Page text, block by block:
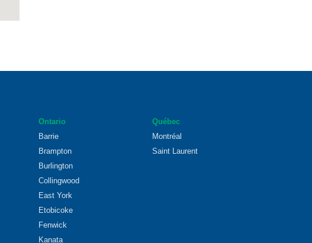
Ontario
Barrie
Brampton
Burlington
Collingwood
East York
Etobicoke
Fenwick
Kanata
Québec
Montréal
Saint Laurent